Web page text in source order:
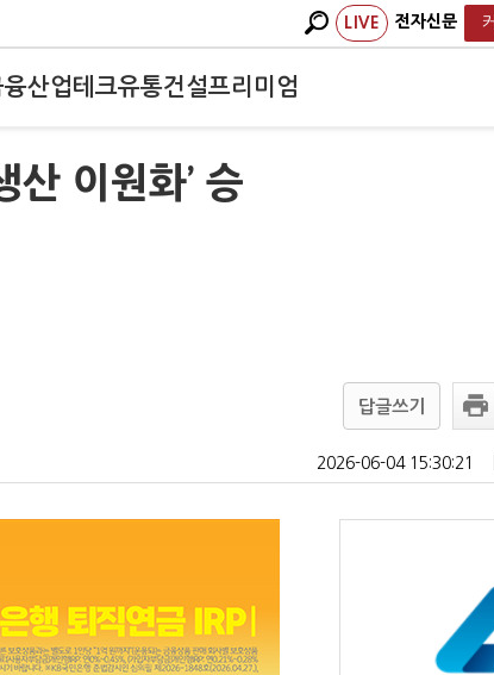
LIVE 전자신문
융산업테크유통건설프리미엄
이원화’ 승
답글쓰기
2026-06-04 15:30:21